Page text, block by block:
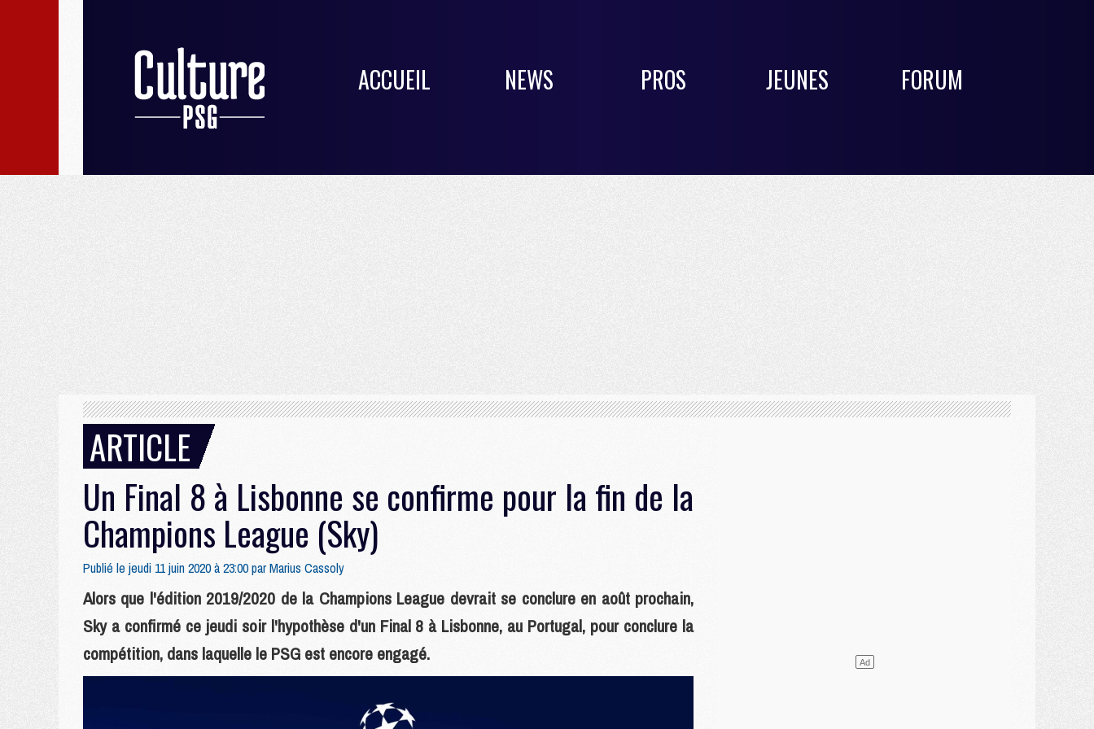
ACCUEIL NEWS PROS JEUNES FORUM
ARTICLE
Un Final 8 à Lisbonne se confirme pour la fin de la
Champions League (Sky)
Publié le jeudi 11 juin 2020 à 23:00 parMarius Cassoly
Alors que l'édition 2019/2020 de la Champions League devrait se conclure en août prochain,
Sky a confirmé ce jeudi soir l'hypothèse d'un Final 8 à Lisbonne, au Portugal, pour conclure la
compétition, dans laquelle le PSG est encore engagé.